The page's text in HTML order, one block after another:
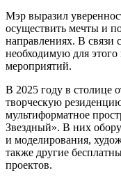
Мэр выразил
осуществить мечты и
направлениях. В связи
необходимую для
мероприятий.
В 2025 году в столице
творческую
мультиформатное
Звездный». В них
и моделирования,
также другие
проектов.